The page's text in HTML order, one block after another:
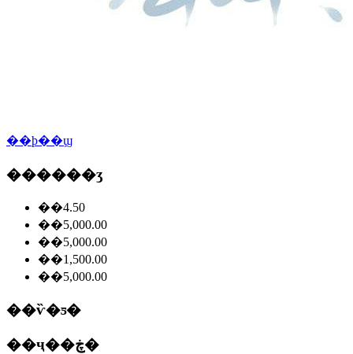
��ϸ��ϣ
������ʒ
��4.50
��5,000.00
��5,000.00
��1,500.00
��5,000.00
��ѷ�ƽ�
��ҷ��ڿ�